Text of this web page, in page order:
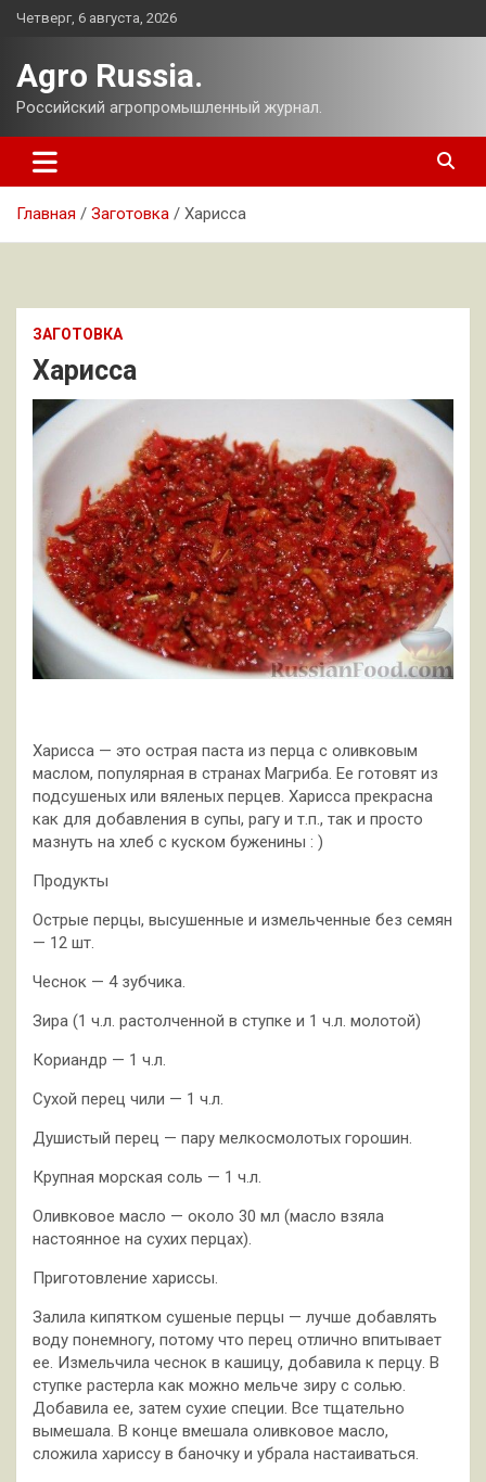
Перейти
Четверг, 6 августа, 2026
Agro Russia.
Российский агропромышленный журнал.
Главная Заготовка Харисса
ЗАГОТОВКА
Харисса
Харисса — это острая паста из перца с оливковым
маслом, популярная в странах Магриба. Ее готовят из
подсушеных или вяленых перцев. Харисса прекрасна
как для добавления в супы, рагу и т.п., так и просто
мазнуть на хлеб с куском буженины : )
Продукты
Острые перцы, высушенные и измельченные без семян
— 12 шт.
Чеснок — 4 зубчика.
Зира (1 ч.л. растолченной в ступке и 1 ч.л. молотой)
Кориандр — 1 ч.л.
Сухой перец чили — 1 ч.л.
Душистый перец — пару мелкосмолотых горошин.
Крупная морская соль — 1 ч.л.
Оливковое масло — около 30 мл (масло взяла
настоянное на сухих перцах).
Приготовление хариссы.
Залила кипятком сушеные перцы — лучше добавлять
воду понемногу, потому что перец отлично впитывает
ее. Измельчила чеснок в кашицу, добавила к перцу. В
ступке растерла как можно мельче зиру с солью.
Добавила ее, затем сухие специи. Все тщательно
вымешала. В конце вмешала оливковое масло,
сложила хариссу в баночку и убрала настаиваться.